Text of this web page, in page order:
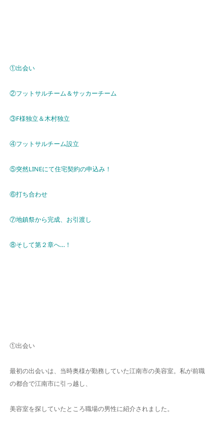
①出会い
②フットサルチーム＆サッカーチーム
③F様独立＆木村独立
④フットサルチーム設立
⑤突然LINEにて住宅契約の申込み！
⑥打ち合わせ
⑦地鎮祭から完成、お引渡し
⑧そして第２章へ…！
①出会い
最初の出会いは、当時奥様が勤務していた江南市の美容室。私が前職
の都合で江南市に引っ越し、
美容室を探していたところ職場の男性に紹介されました。